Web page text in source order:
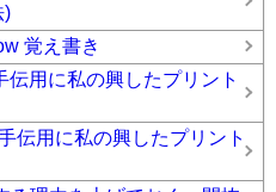
)
覚え書き
用に私の興したプリント
伝用に私の興したプリント